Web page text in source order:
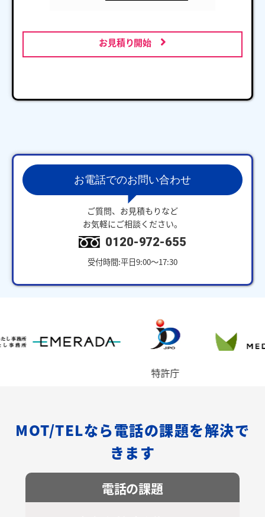
お見積り開始
お電話でのお問い合わせ
ご質問、お見積もりなど
お気軽にご相談ください。
0120-972-655
受付時間:平日9:00～17:30
特許庁
MOT/TELなら電話の課題を解決で
きます
電話の課題